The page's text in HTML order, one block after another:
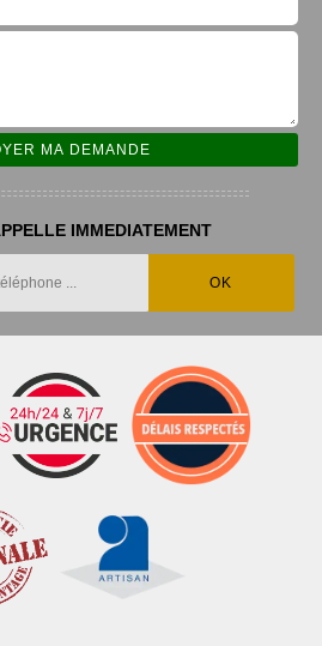
IMMEDIATEMENT